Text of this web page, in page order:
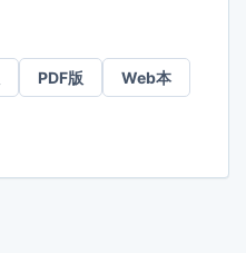
PDF版 Web本